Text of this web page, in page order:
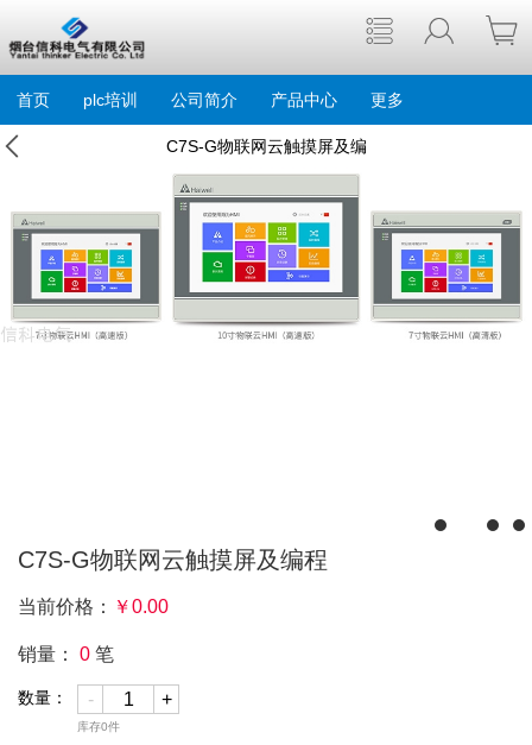
首页 plc培训 公司简介 产品中心 更多
C7S-G物联网云触摸屏及编
C7S-G物联网云触摸屏及编程
当前价格： ￥0.00
销量： 0 笔
数量： - +
库存0件